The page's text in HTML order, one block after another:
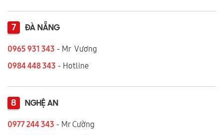
7 ĐÀ NẴNG
0965 931 343 - Mr Vương
0984 448 343 - Hotline
8 NGHỆ AN
0977 244 343 - Mr Cường